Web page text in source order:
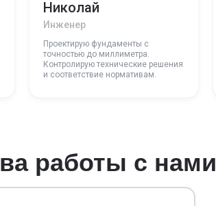
Николай
Инженер
Проектирую фундаменты с
точностью до миллиметра.
Контролирую технические решения
и соответствие нормативам.
работы с нами